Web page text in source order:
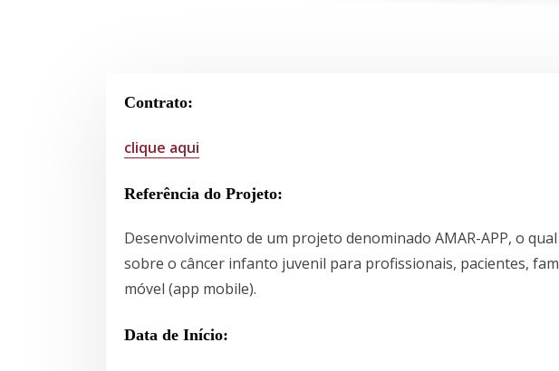
Contrato:
clique aqui
Referência do Projeto:
Desenvolvimento de um projeto denominado AMAR-APP, o
sobre o câncer infanto juvenil para profissionais, pacientes,
móvel (app mobile).
Data de Início: